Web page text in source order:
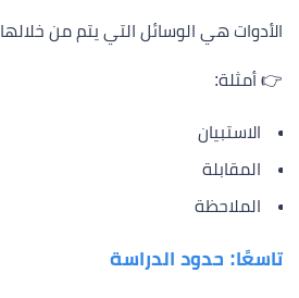
الأدوات هي الوسائل التي يتم من خلالها
👉 أمثلة:
الاستبيان
المقابلة
الملاحظة
تاسعًا: حدود الدراسة